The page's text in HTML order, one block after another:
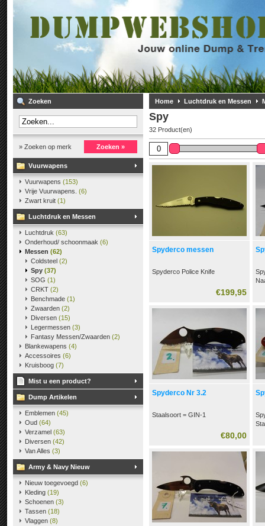
Zoeken
» Zoeken op merk Zoeken »
Vuurwapens
Vuurwapens (153)
Vrije Vuurwapens. (6)
Zwart kruit (1)
Luchtdruk en Messen
Luchtdruk (63)
Onderhoud/ schoonmaak (6)
Messen (62)
Coldsteel (2)
Spy (37)
SOG (1)
CRKT (2)
Benchmade (1)
Zwaarden (2)
Diversen (15)
Legermessen (3)
Fantasy Messen/Zwaarden (2)
Blankewapens (4)
Accessoires (6)
Kruisboog (7)
Mist u een product?
Dump Artikelen
Emblemen (45)
Oud (64)
Verzamel (63)
Diversen (42)
Van Alles (3)
Army & Navy Nieuw
Nieuw toegevoegd (6)
Kleding (19)
Schoenen (3)
Tassen (18)
Vlaggen (8)
Home Luchtdruk en Messen
Spy
32 Product(en)
Spyderco messen
Spyderco Police Knife
€199,95
Spyderco Nr 3.2
Staalsoort = GIN-1
€80,00